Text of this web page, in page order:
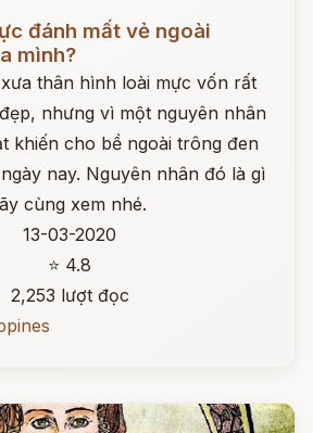
đánh mất vẻ ngoài
mình?
thân hình loài mực vốn rất
nhưng vì một nguyên nhân
khiến cho bề ngoài trông đen
nay. Nguyên nhân đó là gì
cùng xem nhé.
13-03-2020
⭐ 4.8
2,253 lượt đọc